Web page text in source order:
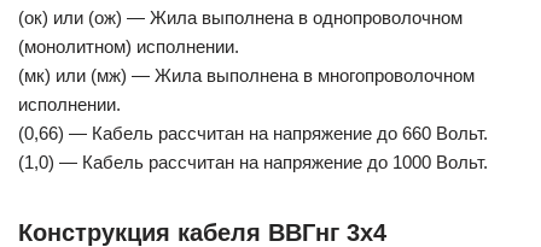
(ок) или (ож) — Жила выполнена в однопроволочном
(монолитном) исполнении.
(мк) или (мж) — Жила выполнена в многопроволочном
исполнении.
(0,66) — Кабель рассчитан на напряжение до 660 Вольт.
(1,0) — Кабель рассчитан на напряжение до 1000 Вольт.
Конструкция кабеля ВВГнг 3х4